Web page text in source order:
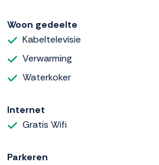
Woon gedeelte
Kabeltelevisie
Verwarming
Waterkoker
Internet
Gratis Wifi
Parkeren